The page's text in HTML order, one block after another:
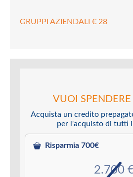
GRUPPI AZIENDALI € 28
VUOI
Acquista un credito
per l'acquisto di tutti
Risparmia 700€